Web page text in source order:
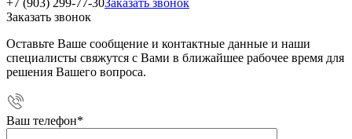
+7 (903) 299-77-30Заказать звонок
Заказать звонок
Оставьте Ваше сообщение и контактные данные и наши
специалисты свяжутся с Вами в ближайшее рабочее время для
решения Вашего вопроса.
Ваш телефон*